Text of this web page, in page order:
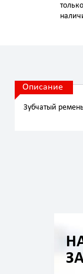
Описание
Зубчатый